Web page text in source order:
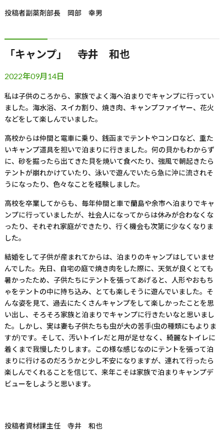
投稿者副薬剤部長 岡部 幸男
「キャンプ」 寺井 和也
2022年09月14日
私は子供のころから、家族でよく海へ泊まりでキャンプに行ってい
ました。海水浴、スイカ割り、焼き肉、キャンプファイヤー、花火
などをして楽しんでいました。
高校からは仲間と電車に乗り、銭函までテントやコンロなど、重た
いキャンプ道具を担いで泊まりに行きました。何の貝かもわからず
に、砂を掘ったら出てきた貝を焼いて食べたり、強風で朝起きたら
テントが崩れかけていたり、泳いで遊んでいたら急に沖に流されそ
うになったり、色々なことを経験しました。
高校を卒業してからも、毎年仲間と車で蘭島や余市へ泊まりでキャ
ンプに行っていましたが、社会人になってからは休みが合わなくな
ったり、それぞれ家庭ができたり、行く機会も次第に少なくなりま
した。
結婚をして子供が産まれてからは、泊まりのキャンプはしていませ
んでした。先日、自宅の庭で焼き肉をした際に、天気が良くとても
暑かったため、子供たちにテントを張ってあげると、人形やおもち
ゃをテントの中に持ち込み、とても楽しそうに遊んでいました。そ
んな姿を見て、過去にたくさんキャンプをして楽しかったことを思
い出し、そろそろ家族と泊まりでキャンプに行きたいなと思いまし
た。しかし、実は妻も子供たちも虫が大の苦手(虫の種類にもよりま
すが)です。そして、汚いトイレだと用が足せなく、綺麗なトイレに
着くまで我慢したりします。この様な感じなのにテントを張って泊
まりに行けるのだろうかと少し不安になりますが、連れて行ったら
楽しんでくれることを信じて、来年こそは家族で泊まりキャンプデ
ビューをしようと思います。
投稿者資材課主任 寺井 和也